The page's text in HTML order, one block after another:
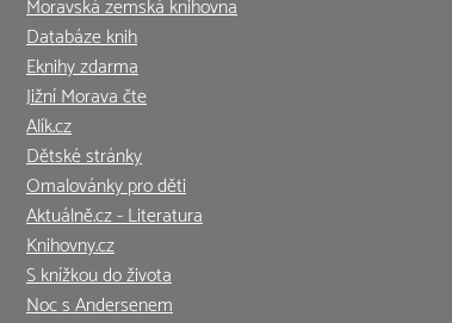
Databáze knih
Eknihy zdarma
Jižní Morava čte
Alík.cz
Dětské stránky
Omalovánky pro děti
Aktuálně.cz - Literatura
Knihovny.cz
S knížkou do života
Noc s Andersenem